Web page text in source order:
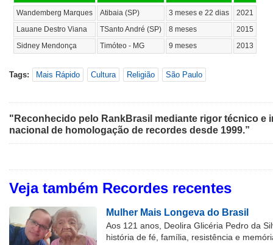
Wandemberg Marques Atibaia (SP) 3 meses e 22 dias
2021
Lauane Destro Viana
TSanto André (SP) 8 meses
2015
Sidney Mendonça
Timóteo - MG 9 meses 2013
Tags: Mais Rápido Cultura Religião São Paulo
"Reconhecido pelo RankBrasil mediante rigor técnico e
nacional de homologação de recordes desde 1999.”
Veja também Recordes recentes
Mulher Mais Longeva do Brasil
Aos 121 anos, Deolira Glicéria Pedro da
história de fé, família, resistência e